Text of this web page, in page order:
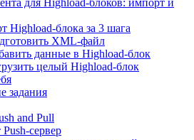
для Highload-блоков: импорт и
Highload-блока за 3 шага
XML-файл
данные в Highload-блок
целый Highload-блок
задания
and Pull
сервер